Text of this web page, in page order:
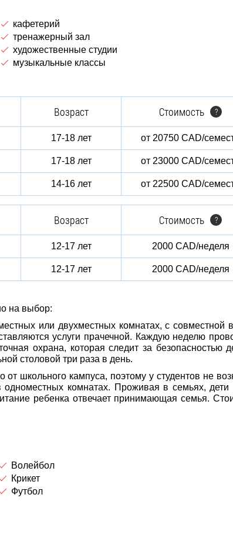
кафетерий
тренажерный зал
художественные студии
музыкальные классы
Возраст Стоимость ?
17-18 лет от 20750 CAD/
17-18 лет от 23000 CAD/
14-16 лет от 22500 CAD/
Возраст Стоимость ?
12-17 лет 2000 CAD/неделя
12-17 лет 2000 CAD/неделя
на выбор:
или двухместных комнатах, с совместной
услуги прачечной. Каждую неделю
охрана, которая следит за безопасностью
столовой три раза в день.
школьного кампуса, поэтому у студентов не
одноместных комнатах. Проживая в семьях, дети
ребенка отвечает принимающая семья.
Волейбол
Крикет
Футбол